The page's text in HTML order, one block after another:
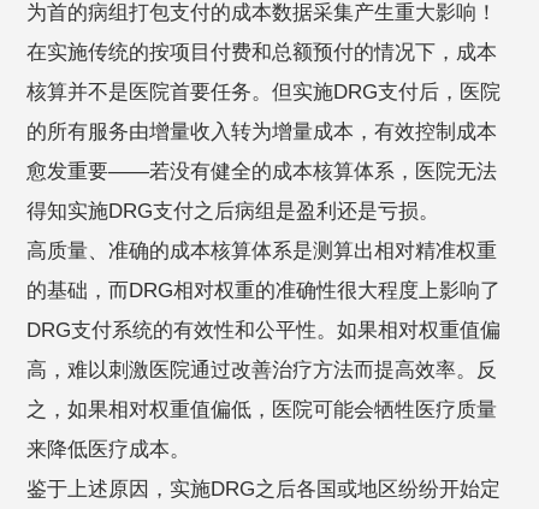
为首的病组打包支付的成本数据采集产生重大影响！
在实施传统的按项目付费和总额预付的情况下，成本
核算并不是医院首要任务。但实施DRG支付后，医院
的所有服务由增量收入转为增量成本，有效控制成本
愈发重要——若没有健全的成本核算体系，医院无法
得知实施DRG支付之后病组是盈利还是亏损。
高质量、准确的成本核算体系是测算出相对精准权重
的基础，而DRG相对权重的准确性很大程度上影响了
DRG支付系统的有效性和公平性。如果相对权重值偏
高，难以刺激医院通过改善治疗方法而提高效率。反
之，如果相对权重值偏低，医院可能会牺牲医疗质量
来降低医疗成本。
鉴于上述原因，实施DRG之后各国或地区纷纷开始定